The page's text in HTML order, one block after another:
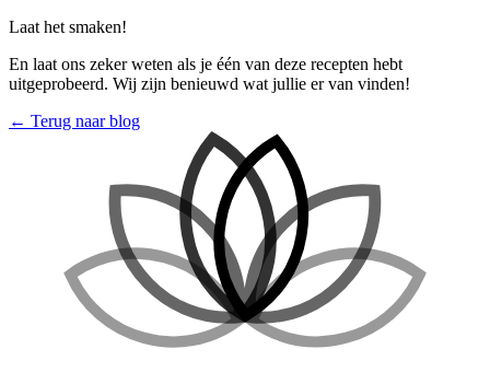
Laat het smaken!
En laat ons zeker weten als je één van deze recepten hebt
uitgeprobeerd. Wij zijn benieuwd wat jullie er van vinden!
← Terug naar blog